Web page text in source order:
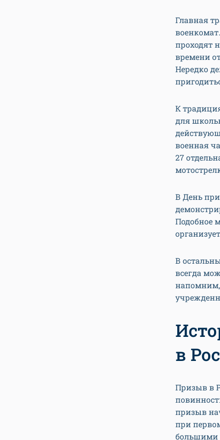
Главная
проходят
времени
Нередко
К
для
военная
27
В День
Подобное
В
всегда
напомним,
в
Призыв в
призыв
при
большими